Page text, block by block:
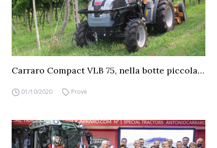
Carraro Compact VLB 75, nella botte piccola…
01/10/2020 Prove